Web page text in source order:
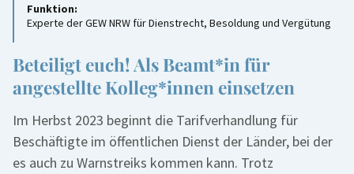
Beteiligt euch! Als Beamt*in für
angestellte Kolleg*innen einsetzen
Im Herbst 2023 beginnt die Tarifverhandlung für
Beschäftigte im öffentlichen Dienst der Länder, bei der
es auch zu Warnstreiks kommen kann. Trotz
Funktion:
Experte der GEW NRW für Dienstrecht, Besoldung und Vergütung